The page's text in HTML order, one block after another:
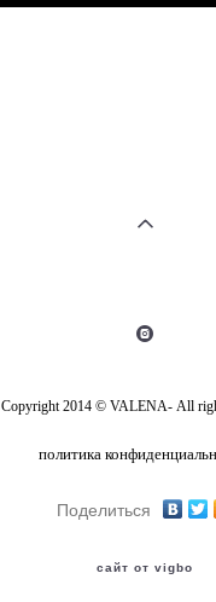
Copyright 2014 © VALENA- All
политика
Поделиться
сайт от vigbo